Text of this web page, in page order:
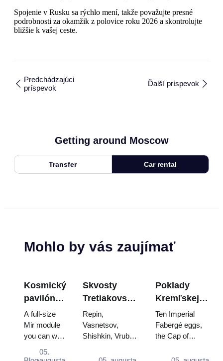
Spojenie v Rusku sa rýchlo mení, takže považujte presné
podrobnosti za okamžik z polovice roku 2026 a skontrolujte
bližšie k vašej ceste.
Predchádzajúci
príspevok
Ďalší príspevok
Getting around Moscow
Transfer Car rental
Mohlo by vás zaujímať
Kosmický
pavilón
na
VDNKh:
Najväčšia
vesmírna
A full-size
Mir module
you can walk
Energia–
05.
Skvosty
Tretiakovskej
galérie:
Obrazy, ktoré
stoja za
Repin,
Vasnetsov,
Shishkin, Vrubel,
Surikov — the
Poklady
Kremľskej
zbrojnice:
Fabergého
vajcia, tróny
Ten Imperial
Fabergé eggs,
the Cap of
double throne of